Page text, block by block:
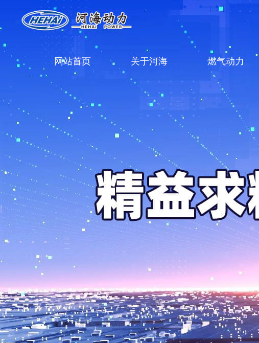
网站首页
返回首页
关于河海
燃气动力
燃气系列